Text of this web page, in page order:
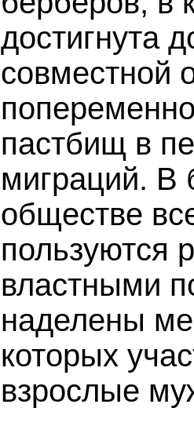
достигнута
совместной
пастбищ в
миграций. В
обществе
пользуются
властными
наделены
которых
взрослые